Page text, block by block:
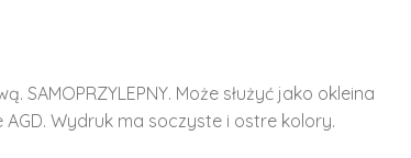
SAMOPRZYLEPNY. Może służyć jako okleina
Wydruk ma soczyste i ostre kolory.